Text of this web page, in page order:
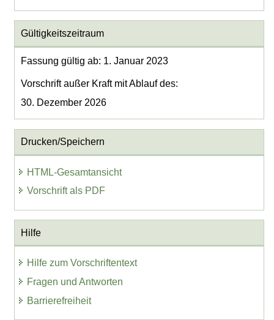
Gültigkeitszeitraum
Fassung gültig ab: 1. Januar 2023
Vorschrift außer Kraft mit Ablauf des:
30. Dezember 2026
Drucken/Speichern
HTML-Gesamtansicht
Vorschrift als PDF
Hilfe
Hilfe zum Vorschriftentext
Fragen und Antworten
Barrierefreiheit